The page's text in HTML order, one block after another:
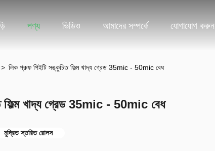
পণ্য ভিডিও আমাদের সম্পর্কে যোগাযোগ করুন
> লিক প্রুফ পিইটি সঙ্কুচিত ফিল্ম খাদ্য গ্রেড 35mic - 50mic বেধ
ফিল্ম খাদ্য গ্রেড 35mic - 50mic বেধ
মুদ্রিত স্তরিত রোলস